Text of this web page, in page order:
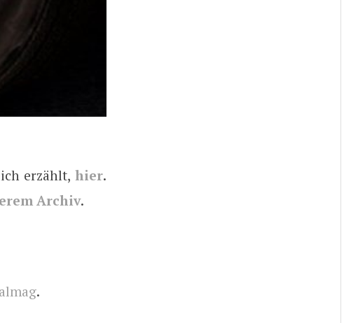
erzählt, hier.
Archiv.
.